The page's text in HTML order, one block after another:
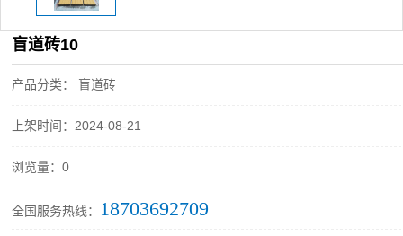
盲道砖10
产品分类： 盲道砖
上架时间：2024-08-21
浏览量：0
全国服务热线： 18703692709